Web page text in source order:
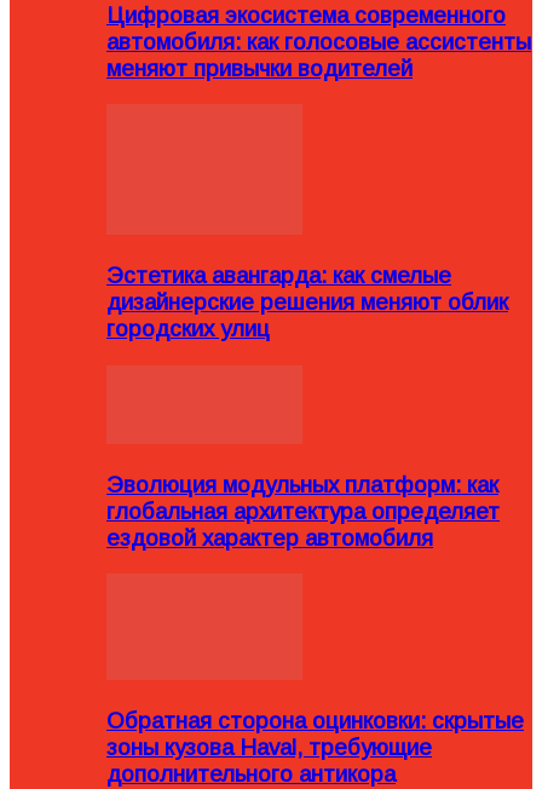
Цифровая экосистема современного
автомобиля: как голосовые ассистенты
меняют привычки водителей
Эстетика авангарда: как смелые
дизайнерские решения меняют облик
городских улиц
Эволюция модульных платформ: как
глобальная архитектура определяет
ездовой характер автомобиля
Обратная сторона оцинковки: скрытые
зоны кузова Haval, требующие
дополнительного антикора